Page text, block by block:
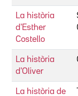
La història
d'Esther
Costello
La història
d'Oliver
La història de